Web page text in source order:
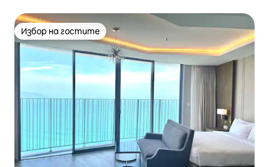
Избор на гостите
Избор на гостите